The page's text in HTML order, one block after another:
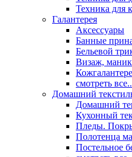
Техника для
Галантерея
Аксессуары
Банные
Бельевой
Визаж,
смотреть
Домашний
Домашний
Кухонный
Пледы.
Полотенца
Постельное